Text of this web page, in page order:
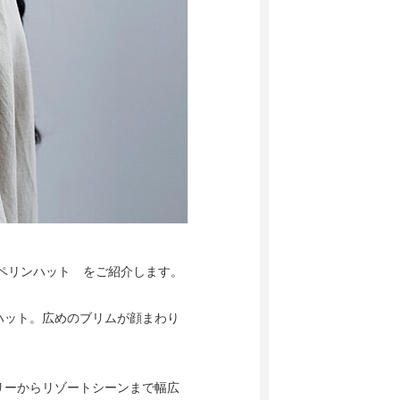
リンハット をご紹介します。
ト。広めのブリムが顔まわり
からリゾートシーンまで幅広